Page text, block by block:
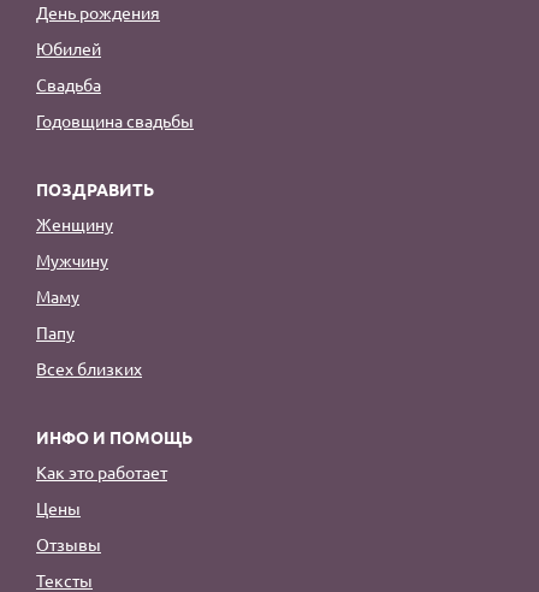
День рождения
Юбилей
Свадьба
Годовщина свадьбы
ПОЗДРАВИТЬ
Женщину
Мужчину
Маму
Папу
Всех близких
ИНФО И ПОМОЩЬ
Как это работает
Цены
Отзывы
Тексты